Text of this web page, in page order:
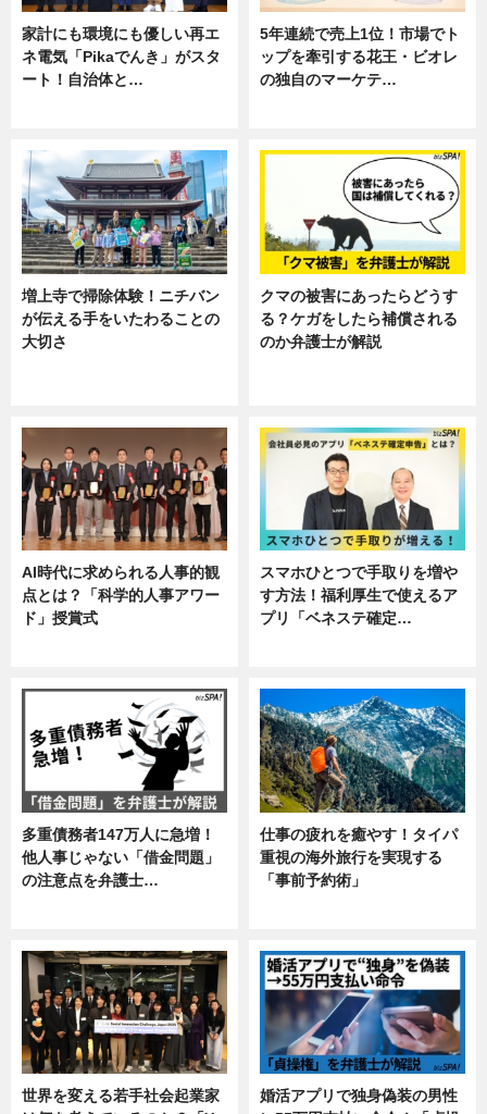
家計にも環境にも優しい再エ
ネ電気「Pikaでんき」がスタ
ート！自治体と…
5年連続で売上1位！市場でト
ップを牽引する花王・ビオレ
の独自のマーケテ…
増上寺で掃除体験！ニチバン
が伝える手をいたわることの
大切さ
クマの被害にあったらどうす
る？ケガをしたら補償される
のか弁護士が解説
AI時代に求められる人事的観
点とは？「科学的人事アワー
ド」授賞式
スマホひとつで手取りを増や
す方法！福利厚生で使えるア
プリ「ベネステ確定…
多重債務者147万人に急増！
他人事じゃない「借金問題」
の注意点を弁護士…
仕事の疲れを癒やす！タイパ
重視の海外旅行を実現する
「事前予約術」
世界を変える若手社会起業家
婚活アプリで独身偽装の男性